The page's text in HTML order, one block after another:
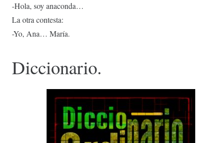
-Hola, soy anaconda…
La otra contesta:
-Yo, Ana… María.
Diccionario.